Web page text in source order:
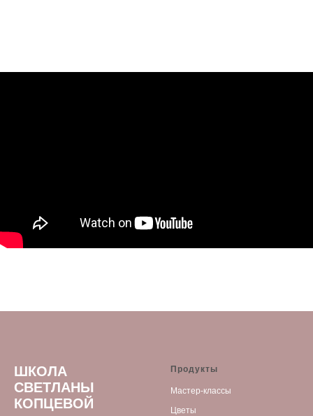
ШКОЛА
СВЕТЛАНЫ
КОПЦЕВОЙ
Продукты
Мастер-классы
Цветы